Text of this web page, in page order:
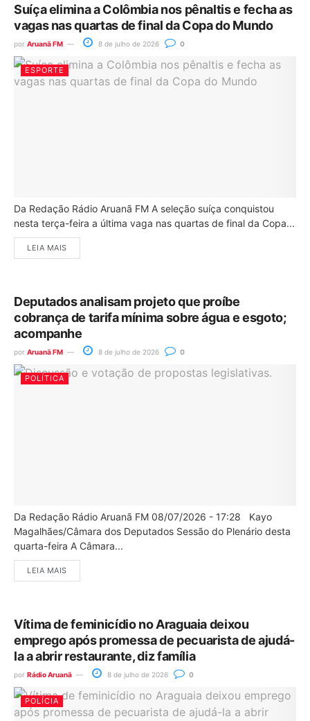
Suíça elimina a Colômbia nos pênaltis e fecha as
vagas nas quartas de final da Copa do Mundo
por Aruanã FM 8 de julho de 2026 0
ESPORTE
Da Redação Rádio Aruanã FM A seleção suíça conquistou
nesta terça-feira a última vaga nas quartas de final da Copa...
LEIA MAIS
Deputados analisam projeto que proíbe
cobrança de tarifa mínima sobre água e esgoto;
acompanhe
por Aruanã FM 8 de julho de 2026 0
POLÍTICA
Da Redação Rádio Aruanã FM 08/07/2026 - 17:28 Kayo
Magalhães/Câmara dos Deputados Sessão do Plenário desta
quarta-feira A Câmara...
LEIA MAIS
Vítima de feminicídio no Araguaia deixou
emprego após promessa de pecuarista de ajudá-
la a abrir restaurante, diz família
por Rádio Aruanã 8 de julho de 2026 0
POLÍCIA